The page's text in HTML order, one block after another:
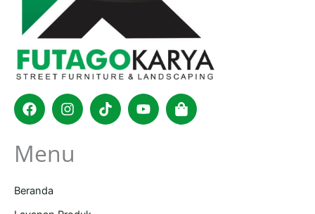
FacebookInstagram
TiktokYoutubeShopping-
bag
Menu
Beranda